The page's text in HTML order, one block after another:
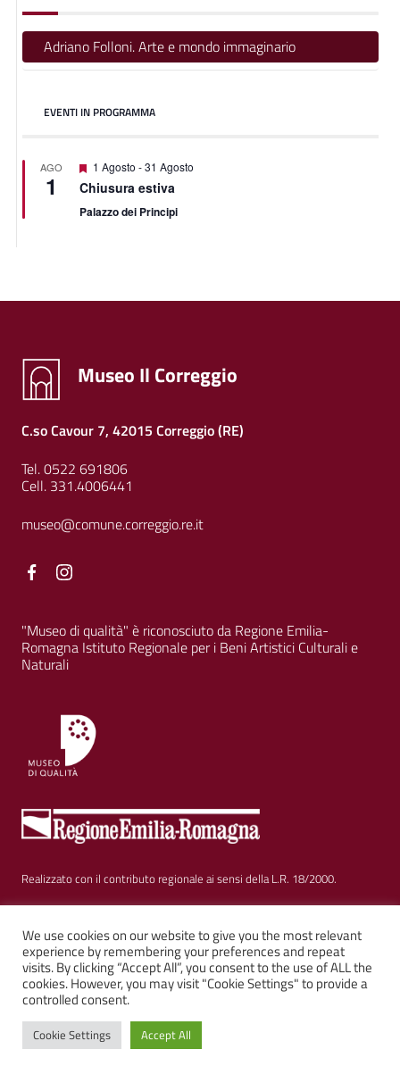
Adriano Folloni. Arte e mondo immaginario
EVENTI IN PROGRAMMA
AGO
1
Segnalati
1 Agosto -31 Agosto
Chiusura estiva
Palazzo dei Principi
Museo Il Correggio
C.so Cavour 7, 42015 Correggio (RE)
Tel. 0522 691806
Cell. 331.4006441
museo@comune.correggio.re.it
Facebook
"Museo di qualità" è riconosciuto da Regione Emilia-
Romagna Istituto Regionale per i Beni Artistici Culturali e
Naturali
Realizzato con il contributo regionale ai sensi della L.R. 18/2000.
Sezione Link Utili
Privacy | Cookie policy | Note legali | Contatti |
Web solution:Kalimera.it su tema AGID by Italia WP
We use cookies on our website to give you the most relevant
experience by remembering your preferences and repeat
visits. By clicking “Accept All”, you consent to the use of ALL the
cookies. However, you may visit "Cookie Settings" to provide a
controlled consent.
Cookie Settings Accept All